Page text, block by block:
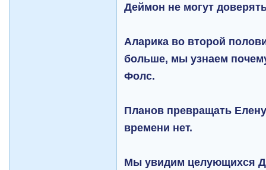
Деймон не могут
Аларика во второй
больше, мы узнаем
Фолс.
Планов превращать
времени нет.
Мы увидим целующихся